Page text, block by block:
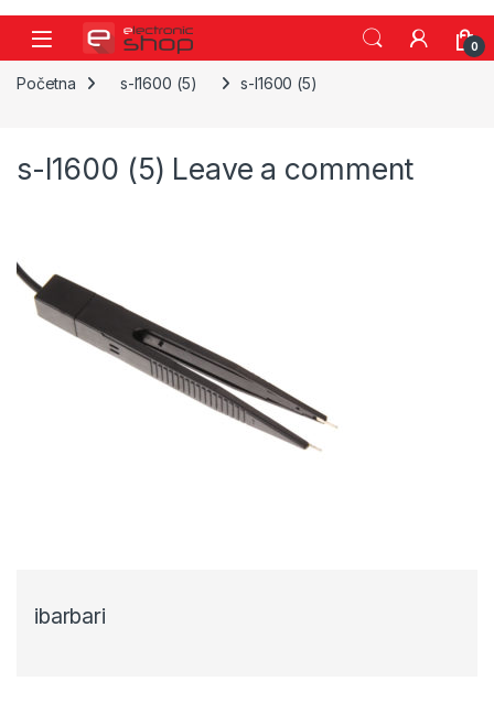
Skip to navigation
Skip to content
0
Početna s-l1600 (5) s-l1600 (5)
s-l1600 (5) Leave a comment
ibarbari